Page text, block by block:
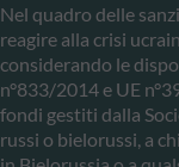
Nel quadro delle
reagire alla crisi
considerando le
n°833/2014 e UE
fondi gestiti dalla
russi o bielorussi, a